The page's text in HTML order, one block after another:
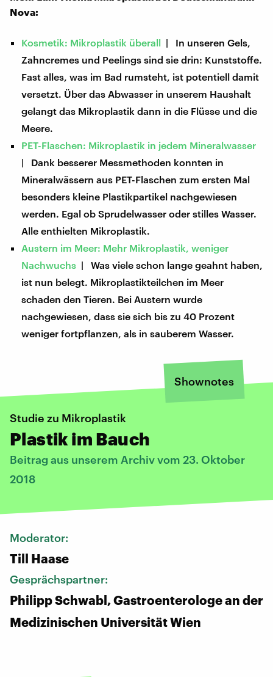
Nova:
Kosmetik: Mikroplastik überall | In unseren Gels,
Zahncremes und Peelings sind sie drin: Kunststoffe.
Fast alles, was im Bad rumsteht, ist potentiell damit
versetzt. Über das Abwasser in unserem Haushalt
gelangt das Mikroplastik dann in die Flüsse und die
Meere.
PET-Flaschen: Mikroplastik in jedem Mineralwasser
| Dank besserer Messmethoden konnten in
Mineralwässern aus PET-Flaschen zum ersten Mal
besonders kleine Plastikpartikel nachgewiesen
werden. Egal ob Sprudelwasser oder stilles Wasser.
Alle enthielten Mikroplastik.
Austern im Meer: Mehr Mikroplastik, weniger
Nachwuchs | Was viele schon lange geahnt haben,
ist nun belegt. Mikroplastikteilchen im Meer
schaden den Tieren. Bei Austern wurde
nachgewiesen, dass sie sich bis zu 40 Prozent
weniger fortpflanzen, als in sauberem Wasser.
Shownotes
Studie zu Mikroplastik
Plastik im Bauch
Beitrag aus unserem Archiv vom 23. Oktober
2018
Moderator:
Till Haase
Gesprächspartner:
Philipp Schwabl, Gastroenterologe an der
Medizinischen Universität Wien